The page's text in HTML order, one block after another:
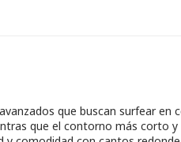
que buscan surfear en
que el contorno más corto